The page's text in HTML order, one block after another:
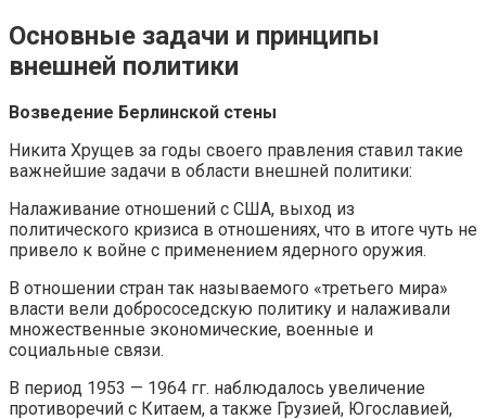
Основные задачи и принципы
внешней политики
Возведение Берлинской стены
Никита Хрущев за годы своего правления ставил такие
важнейшие задачи в области внешней политики:
Налаживание отношений с США, выход из
политического кризиса в отношениях, что в итоге чуть не
привело к войне с применением ядерного оружия.
В отношении стран так называемого «третьего мира»
власти вели добрососедскую политику и налаживали
множественные экономические, военные и
социальные связи.
В период 1953 — 1964 гг. наблюдалось увеличение
противоречий с Китаем, а также Грузией, Югославией,